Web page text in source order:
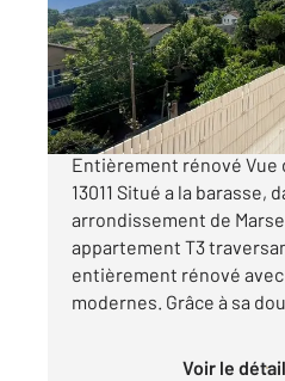
Appartement T3 à
230 000
Appartement T3
Entièrement rénové Vue
13011 Situé a la barasse,
arrondissement de
appartement T3
entièrement rénové
modernes. Grâce à sa
Voir le